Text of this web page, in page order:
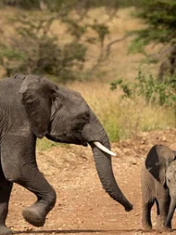
em um dos grupos
sendo